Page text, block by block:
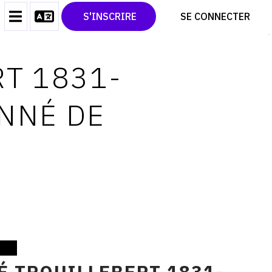
S'INSCRIRE SE CONNECTER
CONTACT
CGU
TWITTER
PINTEREST
1831-
DE